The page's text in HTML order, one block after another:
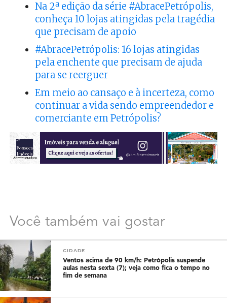
Na 2ª edição da série #AbracePetrópolis,
conheça 10 lojas atingidas pela tragédia
que precisam de apoio
#AbracePetrópolis: 16 lojas atingidas
pela enchente que precisam de ajuda
para se reerguer
Em meio ao cansaço e à incerteza, como
continuar a vida sendo empreendedor e
comerciante em Petrópolis?
Você também vai gostar
CIDADE
Ventos acima de 90 km/h: Petrópolis suspende
aulas nesta sexta (7); veja como fica o tempo no
fim de semana